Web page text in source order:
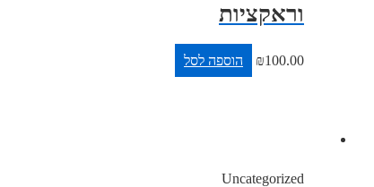
וראקציות
₪100.00 הוספה לסל
Uncategorized